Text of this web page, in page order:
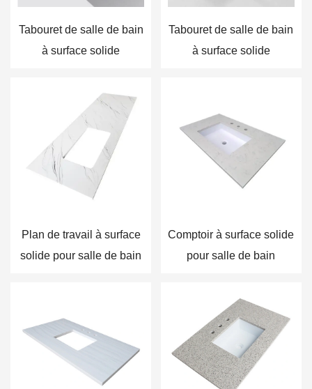
Tabouret de salle de bain
à surface solide
Tabouret de salle de bain
à surface solide
Plan de travail à surface
solide pour salle de bain
Comptoir à surface solide
pour salle de bain